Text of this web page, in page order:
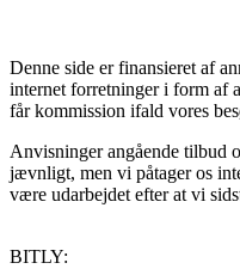
Denne side er finansieret af
internet forretninger i form af
får kommission ifald vores
Anvisninger angående tilbud
jævnligt, men vi påtager os
være udarbejdet efter at vi
BITLY: